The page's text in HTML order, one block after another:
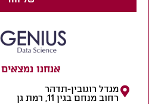
אנחנו
מגדל רוגובין-תדהר
רחוב מנחם בגין 11, רמת גן